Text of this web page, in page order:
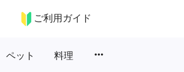
ご利用ガイド
ペット 料理 more_horiz